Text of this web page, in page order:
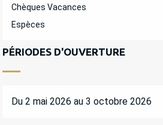
Chèques Vacances
Espèces
PÉRIODES D'OUVERTURE
Du 2 mai 2026 au 3 octobre 2026